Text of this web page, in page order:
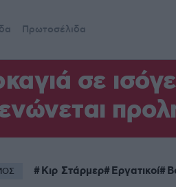
Πρωτοσέλιδα
σε
Κιρ Στάρμερ Εργατικοί